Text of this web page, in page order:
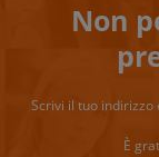
Non
Scrivi il tuo
È